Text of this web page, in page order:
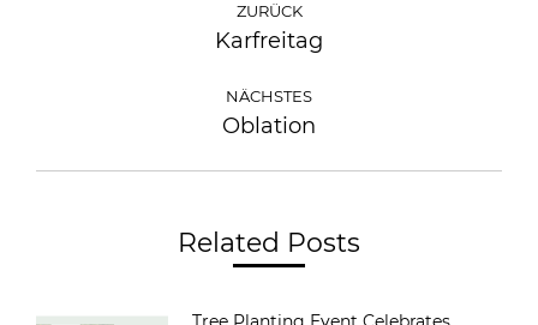
ZURÜCK
Karfreitag
NÄCHSTES
Oblation
Related Posts